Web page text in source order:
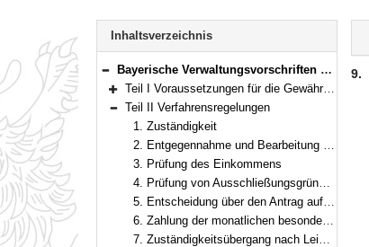
BAYERN.RECHT
letzten
Navigation
Inhaltsverzeichnis
Bereich reduzieren
Bayerische Verwaltungsvorschriften zum Vollzug des § 17 a Strafrechtliches Rehabilitierungsgesetz Vom 20.06.2008 Bekanntmachung des Bayerischen Staatsministeriums für Arbeit und Sozialordnung, Familie und Frauen vom 20. Juni 2008, Az. V6/6087/10/08 (AllMBl. S. 446)
Bereich erweitern
Teil I Voraussetzungen für die Gewährung einer besonderen Zuwendung für SED-Haftopfer
Bereich reduzieren
Teil II Verfahrensregelungen
1. Zuständigkeit
2. Entgegennahme und Bearbeitung der Anträge
3. Prüfung des Einkommens
4. Prüfung von Ausschließungsgründen nach § 16 Abs. 2 StrRehaG bzw. § 2 HHG
5. Entscheidung über den Antrag auf Gewährung einer monatlichen besonderen Zuwendung
6. Zahlung der monatlichen besonderen Zuwendung
7. Zuständigkeitsübergang nach Leistungseinweisung durch Wechsel des gewöhnlichen Aufenthalts
9.